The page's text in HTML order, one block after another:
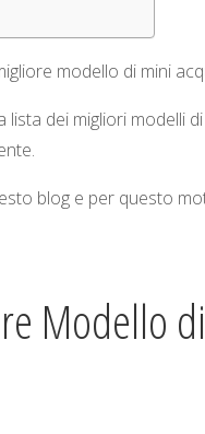
modello di mini
dei migliori modelli
blog e per questo
Modello